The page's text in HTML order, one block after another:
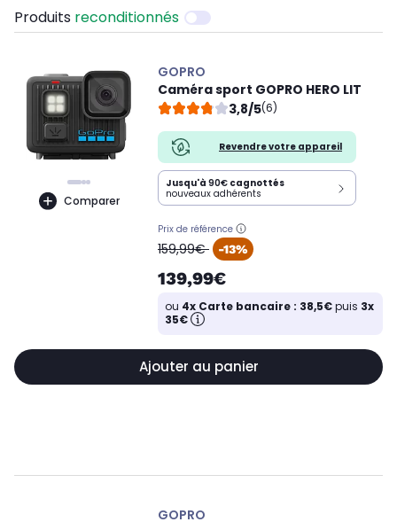
Produits reconditionnés
Comparer
GOPRO
Caméra sport GOPRO HERO LIT
3,8/5(6)
Revendre votre appareil
Jusqu'à 90€ cagnottés
nouveaux adhérents
Prix de référence
oldPrice
159,99€ -13%
139,99€
ou 4x Carte bancaire : 38,5€puis 3x
35€
Ajouter au panier
GOPRO